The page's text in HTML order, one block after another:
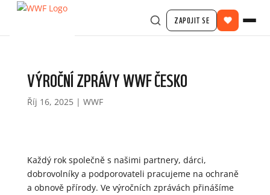
ZAPOJIT SE
VÝROČNÍ ZPRÁVY WWF ČESKO
Říj 16, 2025| WWF
Každý rok společně s našimi partnery, dárci,
dobrovolníky a podporovateli pracujeme na ochraně
a obnově přírody. Ve výročních zprávách přinášíme